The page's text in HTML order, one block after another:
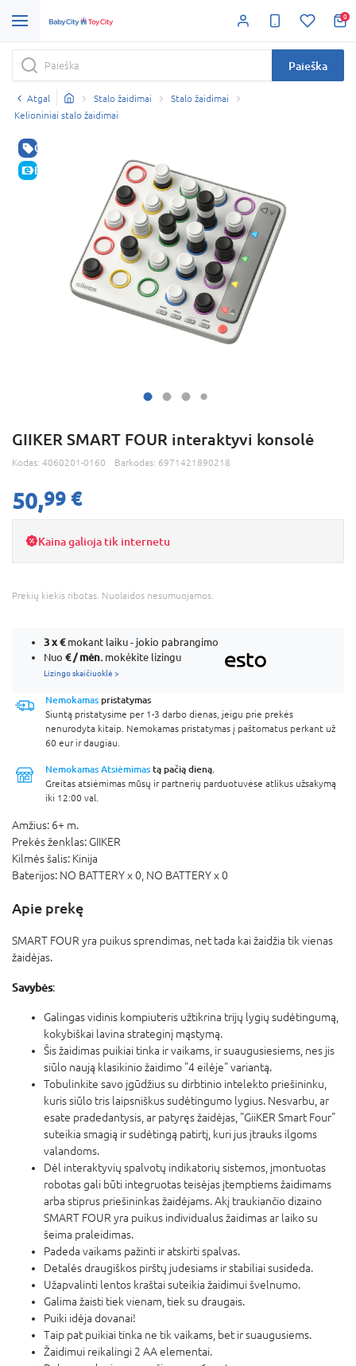
0
Paieška
Atgal Stalo žaidimai
Stalo žaidimai
Kelioniniai stalo žaidimai
GERA KAINA
E-KAINA
GIIKER SMART FOUR interaktyvi konsolė
Kodas: 4060201-0160 Barkodas: 6971421890218
50,99 €
Kaina galioja tik internetu
Prekių kiekis ribotas. Nuolaidos nesumuojamos.
3 x€mokant laiku - jokio pabrangimo
Nuo € / mėn. mokėkite lizingu
Lizingo skaičiuoklė >
Nemokamas pristatymas
Siuntą pristatysime per 1-3 darbo dienas, jeigu prie prekės
nenurodyta kitaip. Nemokamas pristatymas į paštomatus perkant už
60 eur ir daugiau.
Nemokamas Atsiėmimas tą pačią dieną.
Greitas atsiėmimas mūsų ir partnerių parduotuvėse atlikus užsakymą
iki 12:00 val.
Amžius: 6+ m.
Prekės ženklas: GIIKER
Kilmės šalis: Kinija
Baterijos: NO BATTERY x 0, NO BATTERY x 0
Apie prekę
SMART FOUR yra puikus sprendimas, net tada kai žaidžia tik vienas
žaidėjas.
Savybės:
Galingas vidinis kompiuteris užtikrina trijų lygių sudėtingumą,
kokybiškai lavina strateginį mąstymą.
Šis žaidimas puikiai tinka ir vaikams, ir suaugusiesiems, nes jis
siūlo naują klasikinio žaidimo "4 eilėje" variantą.
Tobulinkite savo įgūdžius su dirbtinio intelekto priešininku,
kuris siūlo tris laipsniškus sudėtingumo lygius. Nesvarbu, ar
esate pradedantysis, ar patyręs žaidėjas, "GiiKER Smart Four"
suteikia smagią ir sudėtingą patirtį, kuri jus įtrauks ilgoms
valandoms.
Dėl interaktyvių spalvotų indikatorių sistemos, įmontuotas
robotas gali būti integruotas teisėjas įtemptiems žaidimams
arba stiprus priešininkas žaidėjams. Akį traukiančio dizaino
SMART FOUR yra puikus individualus žaidimas ar laiko su
šeima praleidimas.
Padeda vaikams pažinti ir atskirti spalvas.
Detalės draugiškos pirštų judesiams ir stabiliai susideda.
Užapvalinti lentos kraštai suteikia žaidimui švelnumo.
Galima žaisti tiek vienam, tiek su draugais.
Puiki idėja dovanai!
Taip pat puikiai tinka ne tik vaikams, bet ir suaugusiems.
Žaidimui reikalingi 2 AA elementai.